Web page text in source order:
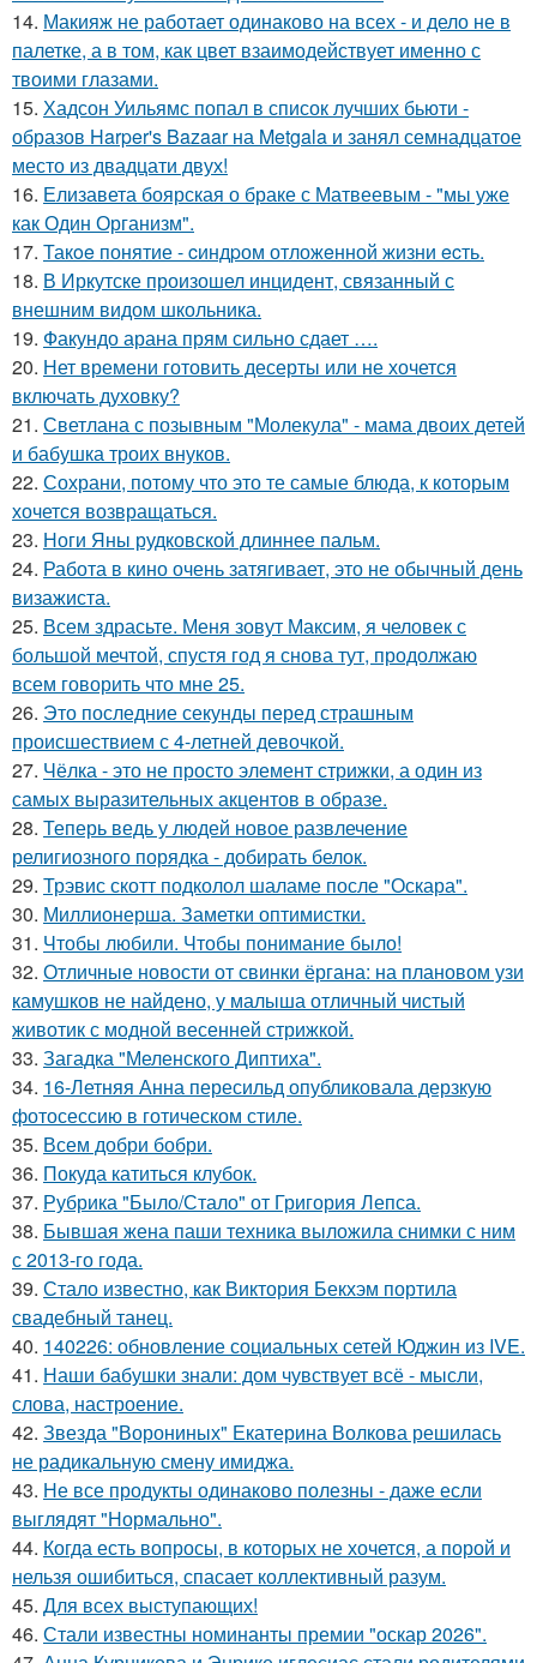
14. Макияж не работает одинаково на всех - и дело не в
палетке, а в том, как цвет взаимодействует именно с
твоими глазами.
15. Хадсон Уильямс попал в список лучших бьюти -
образов Harper's Bazaar на Metgala и занял семнадцатое
место из двадцати двух!
16. Елизавета боярская о браке с Матвеевым - "мы уже
как Один Организм".
17. Такoe понятие - cиндpом отложeнной жизни ecть.
18. В Иркутске произошел инцидент, связанный с
внешним видом школьника.
19. Факундо арана прям сильно сдает ….
20. Нет времени готовить десерты или не хочется
включать духовку?
21. Светлана с позывным "Молекула" - мама двоих детей
и бабушка троих внуков.
22. Сохрани, потому что это те самые блюда, к которым
хочется возвращаться.
23. Ноги Яны рудковской длиннее пальм.
24. Работа в кино очень затягивает, это не обычный день
визажиста.
25. Всем здрасьте. Меня зовут Максим, я человек с
большой мечтой, спустя год я снова тут, продолжаю
всем говорить что мне 25.
26. Это последние секунды перед страшным
происшествием с 4-летней девочкой.
27. Чёлка - это не просто элемент стрижки, а один из
самых выразительных акцентов в образе.
28. Теперь ведь у людей новое развлечение
религиозного порядка - добирать белок.
29. Трэвис скотт подколол шаламе после "Оскара".
30. Миллионерша. Заметки оптимистки.
31. Чтобы любили. Чтобы понимание было!
32. Отличные новости от свинки ёргана: на плановом узи
камушков не найдено, у малыша отличный чистый
животик с модной весенней стрижкой.
33. Загадка "Меленского Диптиха".
34. 16-Летняя Анна пересильд опубликовала дерзкую
фотосессию в готическом стиле.
35. Всем добри бобри.
36. Покуда катиться клубок.
37. Рубрика "Было/Стало" от Григория Лепса.
38. Бывшая жена паши техника выложила снимки с ним
с 2013-го года.
39. Стало известно, как Виктория Бекхэм портила
свадебный танец.
40. 140226: обновление социальных сетей Юджин из IVE.
41. Наши бабушки знали: дом чувствует всё - мысли,
слова, настроение.
42. Звезда "Ворониных" Екатерина Волкова решилась
не радикальную смену имиджа.
43. Не все продукты одинаково полезны - даже если
выглядят "Нормально".
44. Когда есть вопросы, в которых не хочется, а порой и
нельзя ошибиться, спасает коллективный разум.
45. Для всех выступающих!
46. Стали известны номинанты премии "оскар 2026".